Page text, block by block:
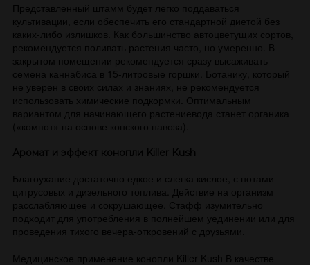
Представленный штамм будет легко поддаваться
культивации, если обеспечить его стандартной диетой без
каких-либо излишков. Как большинство автоцветущих сортов,
рекомендуется поливать растения часто, но умеренно. В
закрытом помещении рекомендуется сразу высаживать
семена каннабиса в 15-литровые горшки. Ботанику, который
не уверен в своих силах и знаниях, не рекомендуется
использовать химические подкормки. Оптимальным
вариантом для начинающего растениевода станет органика
(«компот» на основе конского навоза).
Аромат и эффект конопли Killer Kush
Благоухание достаточно едкое и слегка кислое, с нотами
цитрусовых и дизельного топлива. Действие на организм
расслабляющее и сокрушающее. Стафф изумительно
подходит для употребления в полнейшем уединении или для
проведения тихого вечера-откровений с друзьями.
Медицинское применение конопли Killer Kush В качестве